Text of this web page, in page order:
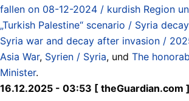
fallen on 08-12-2024 / kurdish Region
„Turkish Palestine“ scenario / Syria
Syria war and decay after invasion /
Asia War, Syrien / Syria, und The
Minister.
16.12.2025 - 03:53 [ theGuardian.com ]